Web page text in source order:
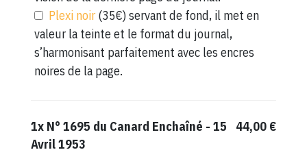
Plexi noir (35€) servant de fond, il met en
valeur la teinte et le format du journal,
s’harmonisant parfaitement avec les encres
noires de la page.
1x N° 1695 du Canard Enchaîné - 15
Avril 1953
44,00 €